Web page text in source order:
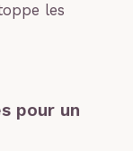
les
pour un